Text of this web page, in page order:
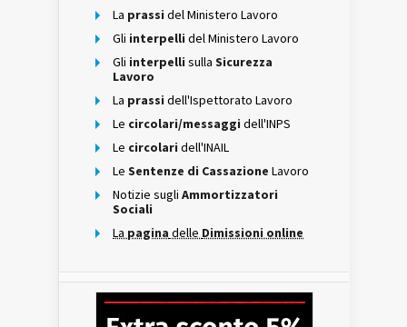
La prassi del Ministero Lavoro
Gli interpelli del Ministero Lavoro
Gli interpelli sulla Sicurezza
Lavoro
La prassi dell'Ispettorato Lavoro
Le circolari/messaggi dell'INPS
Le circolari dell'INAIL
Le Sentenze di Cassazione Lavoro
Notizie sugli Ammortizzatori
Sociali
La pagina delle Dimissioni online